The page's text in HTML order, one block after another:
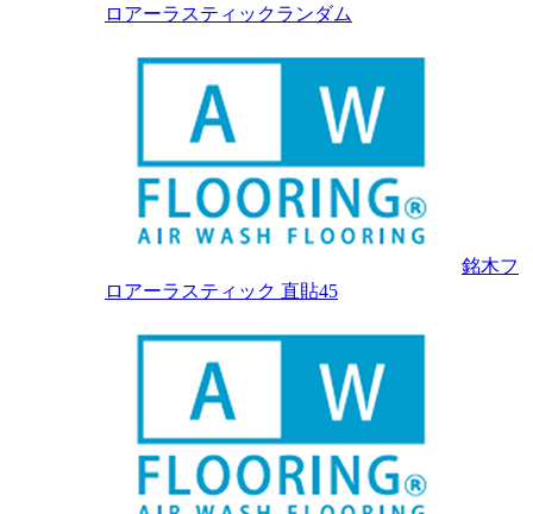
ロアーラスティックランダム
銘木フ
ロアーラスティック 直貼45